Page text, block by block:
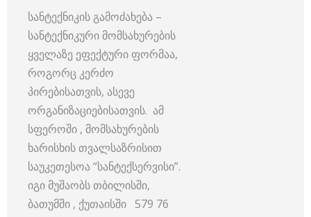
სანტექნიკის გამოძახება –
სანტექნიკური მომსახურების
ყველაზე ეფექტური ფორმაა,
როგორც კერძო
პირებისათვის, ასევე
ორგანიზაციებისათვის. ამ
სფეროში , მომსახურების
ხარისხის თვალსაზრისით
საუკეთესოა “სანტექსერვისი”.
იგი მუშაობს თბილისში,
ბათუმში , ქუთაისში 579 76